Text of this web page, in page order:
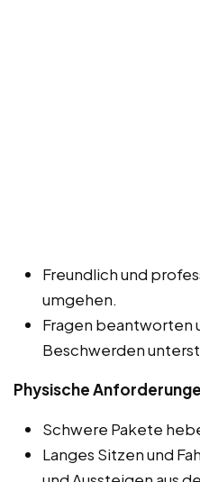
Freundlich und
umgehen.
Fragen beantworten
Beschwerden
Physische
Schwere Pakete
Langes Sitzen und